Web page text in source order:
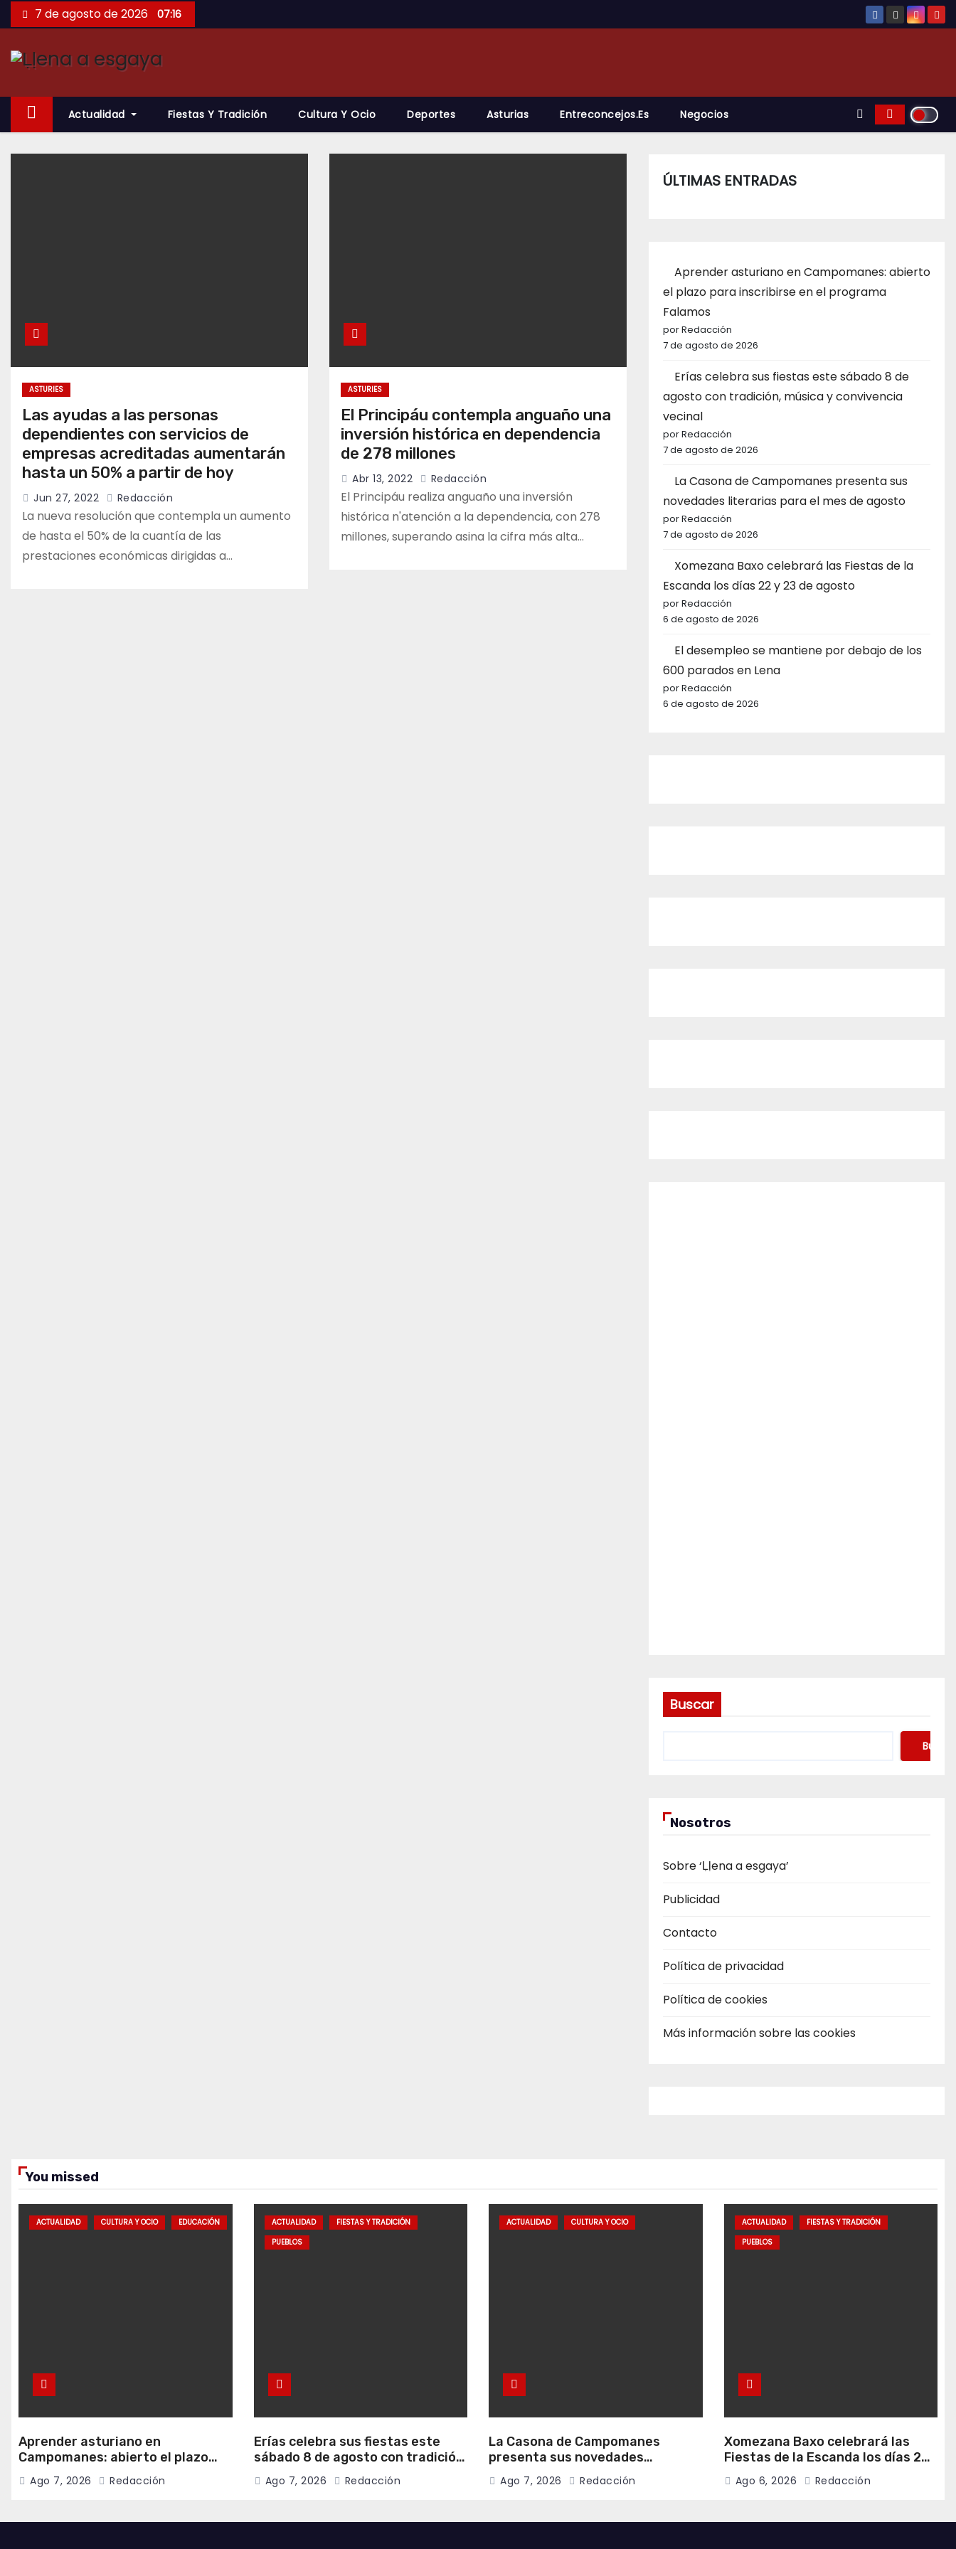
Saltar
al
contenido
7 de agosto de 2026 07:16
Actualidad Fiestas Y Tradición Cultura Y Ocio Deportes Asturias Entreconcejos.es Negocios
ASTURIES
Las ayudas a las personas
dependientes con servicios de
empresas acreditadas aumentarán
hasta un 50% a partir de hoy
Jun 27, 2022 Redacción
La nueva resolución que contempla un aumento
de hasta el 50% de la cuantía de las
prestaciones económicas dirigidas a…
ASTURIES
El Principáu contempla anguaño una
inversión histórica en dependencia
de 278 millones
Abr 13, 2022 Redacción
El Principáu realiza anguaño una inversión
histórica n'atención a la dependencia, con 278
millones, superando asina la cifra más alta…
ÚLTIMAS ENTRADAS
Aprender asturiano en Campomanes: abierto
el plazo para inscribirse en el programa
Falamos
por Redacción
7 de agosto de 2026
Erías celebra sus fiestas este sábado 8 de
agosto con tradición, música y convivencia
vecinal
por Redacción
7 de agosto de 2026
La Casona de Campomanes presenta sus
novedades literarias para el mes de agosto
por Redacción
7 de agosto de 2026
Xomezana Baxo celebrará las Fiestas de la
Escanda los días 22 y 23 de agosto
por Redacción
6 de agosto de 2026
El desempleo se mantiene por debajo de los
600 parados en Lena
por Redacción
6 de agosto de 2026
Buscar
Buscar
Nosotros
Sobre ‘Ḷḷena a esgaya’
Publicidad
Contacto
Política de privacidad
Política de cookies
Más información sobre las cookies
You missed
ACTUALIDAD CULTURA Y OCIO EDUCACIÓN
Aprender asturiano en
Campomanes: abierto el plazo
para inscribirse en el programa
Falamos
Ago 7, 2026 Redacción
ACTUALIDAD
FIESTAS Y TRADICIÓN
PUEBLOS
Erías celebra sus fiestas este
sábado 8 de agosto con tradición,
música y convivencia vecinal
Ago 7, 2026 Redacción
ACTUALIDAD CULTURA Y OCIO
La Casona de Campomanes
presenta sus novedades
literarias para el mes de agosto
Ago 7, 2026 Redacción
ACTUALIDAD
FIESTAS Y TRADICIÓN
PUEBLOS
Xomezana Baxo celebrará las
Fiestas de la Escanda los días 22
y 23 de agosto
Ago 6, 2026 Redacción